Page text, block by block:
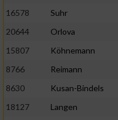
16578
Suhr
20644
Orlova
15807
Köhnemann
8766
Reimann
8630
Kusan-Bindels
18127
Langen